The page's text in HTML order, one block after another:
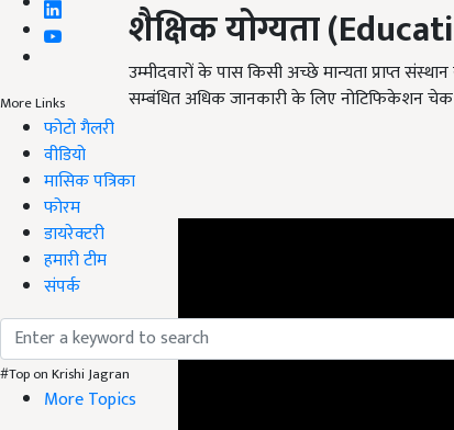
More Links
फोटो गैलरी
वीडियो
मासिक पत्रिका
फोरम
डायरेक्टरी
हमारी टीम
संपर्क
#Top on Krishi Jagran
More Topics
शैक्षिक योग्यता (
उम्मीदवारों के पास किसी अच्छे मान्यता प्राप्त
सम्बंधित अधिक जानकारी के लिए नोटिफिकेशन